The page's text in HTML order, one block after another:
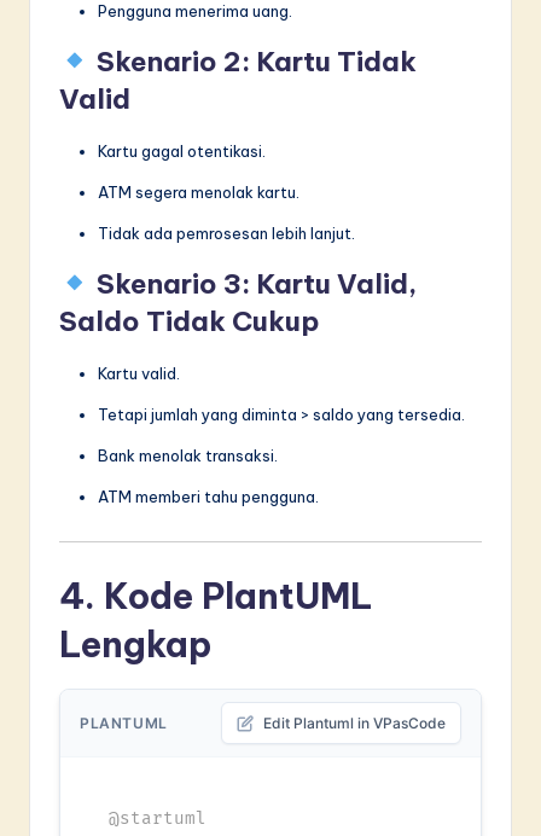
Pengguna menerima uang.
Skenario 2: Kartu Tidak
Valid
Kartu gagal otentikasi.
ATM segera menolak kartu.
Tidak ada pemrosesan lebih lanjut.
Skenario 3: Kartu Valid,
Saldo Tidak Cukup
Kartu valid.
Tetapi jumlah yang diminta > saldo yang tersedia.
Bank menolak transaksi.
ATM memberi tahu pengguna.
4. Kode PlantUML
Lengkap
PLANTUML Edit Plantuml in VPasCode
@startuml